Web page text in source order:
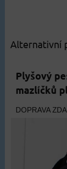
Alternativní
Plyšový
mazlíčků
DOPRAVA